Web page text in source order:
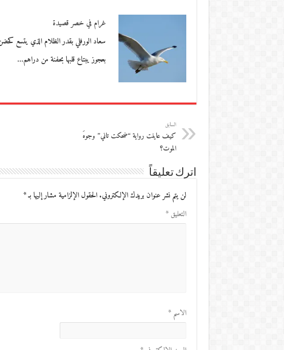
غرام في خصر قصيدة
سعاد الورفلي بقدر الظلام الذي يتسع
بعجوز يبتاع قلبها بحفنة من دراهم…
السابق
كيف عاينت رواية “ضحكت تاني” وجوهَ
الموت؟
اترك تعليقاً
لن يتم نشر عنوان بريدك الإلكتروني. الحقول الإلزامية مشار إليها بـ*
التعليق*
الاسم*